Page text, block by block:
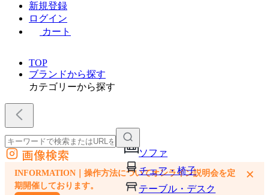
新規登録
ログイン
カート
TOP
ブランドから探す
カテゴリーから探す
ソファ
チェア・椅子
テーブル・デスク
外部サイトの商品をカートに追加
他のサイトで見つけた商品ページのURLを貼り付けて、カートに追加できます
画像検索
INFORMATION｜操作方法についてオンライン説明会を定
期開催しております。
×